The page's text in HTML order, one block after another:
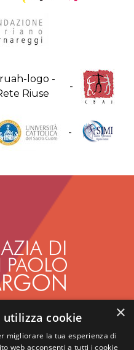
-
-
San Paolo d'Argon
1 - 24060
×
cookie
migliorare la tua esperienza di
web acconsenti a tutti i cookie